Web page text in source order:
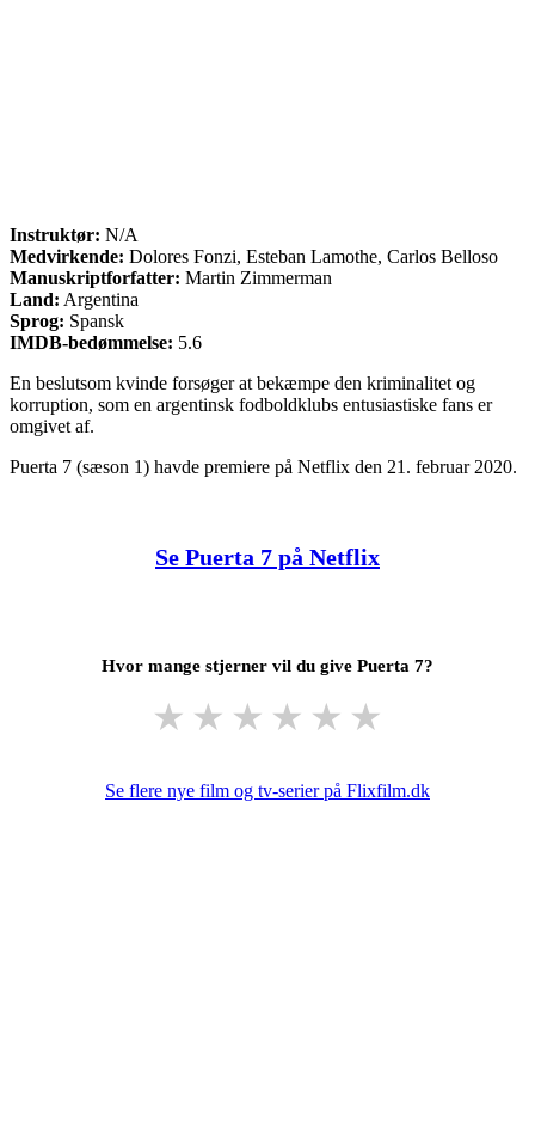
Instruktør: N/A
Medvirkende: Dolores Fonzi, Esteban Lamothe, Carlos Belloso
Manuskriptforfatter: Martin Zimmerman
Land: Argentina
Sprog: Spansk
IMDB-bedømmelse: 5.6
En beslutsom kvinde forsøger at bekæmpe den kriminalitet og
korruption, som en argentinsk fodboldklubs entusiastiske fans er
omgivet af.
Puerta 7 (sæson 1) havde premiere på Netflix den 21. februar 2020.
Se Puerta 7 på Netflix
Hvor mange stjerner vil du give Puerta 7?
★ ★ ★ ★ ★ ★
Se flere nye film og tv-serier på Flixfilm.dk